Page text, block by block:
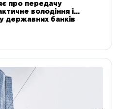
про передачу
володіння і
державних банків